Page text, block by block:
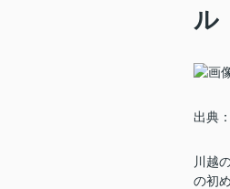
ル
出典
川越
の初